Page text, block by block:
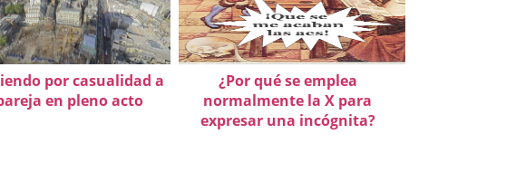
por casualidad a
en pleno acto
¿Por qué se emplea
normalmente la X para
expresar una incógnita?